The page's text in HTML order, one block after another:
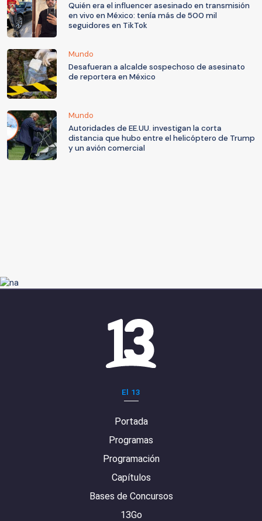
Quién era el influencer asesinado en transmisión
en vivo en México: tenía más de 500 mil
seguidores en TikTok
Mundo
Desafueran a alcalde sospechoso de asesinato
de reportera en México
Mundo
Autoridades de EE.UU. investigan la corta
distancia que hubo entre el helicóptero de Trump
y un avión comercial
El 13
Portada
Programas
Programación
Capítulos
Bases de Concursos
13Go